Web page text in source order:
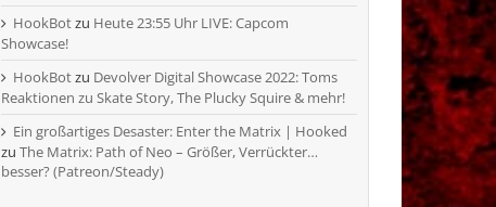
HookBotzu Heute 23:55 Uhr LIVE: Capcom
Showcase!
HookBotzu Devolver Digital Showcase 2022: Toms
Reaktionen zu Skate Story, The Plucky Squire & mehr!
Ein großartiges Desaster: Enter the Matrix | Hooked
zu The Matrix: Path of Neo – Größer, Verrückter…
besser? (Patreon/Steady)